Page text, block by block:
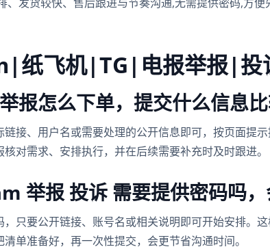
纸飞机|TG|电报举报|投
怎么下单，提交什么信息比
链接、用户名或需要处理的公开信息即可，按页面提
对需求、安排执行，并在后续需要补充时及时跟进。
举报 投诉 需要提供密码吗，
，只要公开链接、账号名或相关说明即可开始安排。
单准备好，再一次性提交，会更节省沟通时间。